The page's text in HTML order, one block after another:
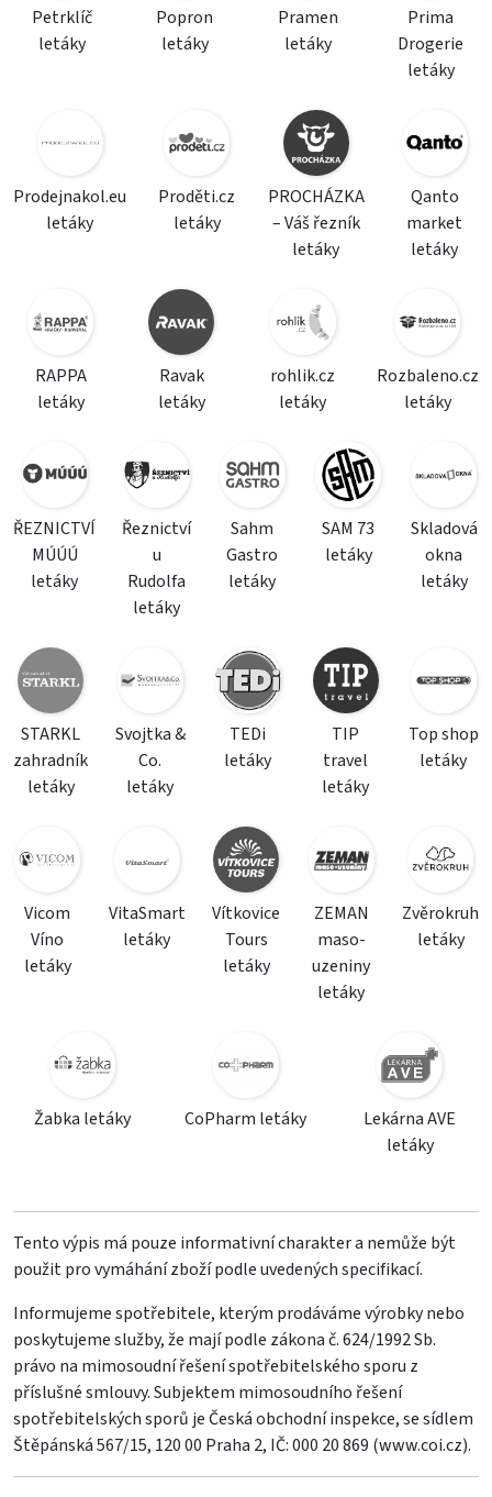
Petrklíč
letáky
Popron
letáky
Pramen
letáky
Prima
Drogerie
letáky
Prodejnakol.eu
letáky
Proděti.cz
letáky
PROCHÁZKA
– Váš řezník
letáky
Qanto
market
letáky
RAPPA
letáky
Ravak
letáky
rohlik.cz
letáky
Rozbaleno.cz
letáky
ŘEZNICTVÍ
MÚÚÚ
letáky
Řeznictví
u
Rudolfa
letáky
Sahm
Gastro
letáky
SAM 73
letáky
Skladová
okna
letáky
STARKL
zahradník
letáky
Svojtka &
Co.
letáky
TEDi
letáky
TIP
travel
letáky
Top shop
letáky
Vicom
Víno
letáky
VitaSmart
letáky
Vítkovice
Tours
letáky
ZEMAN
maso-
uzeniny
letáky
Zvěrokruh
letáky
Žabka letáky CoPharm letáky
Lekárna AVE
letáky
Tento výpis má pouze informativní charakter a nemůže být
použit pro vymáhání zboží podle uvedených specifikací.
Informujeme spotřebitele, kterým prodáváme výrobky nebo
poskytujeme služby, že mají podle zákona č. 624/1992 Sb.
právo na mimosoudní řešení spotřebitelského sporu z
příslušné smlouvy. Subjektem mimosoudního řešení
spotřebitelských sporů je Česká obchodní inspekce, se sídlem
Štěpánská 567/15, 120 00 Praha 2, IČ: 000 20 869 (www.coi.cz).